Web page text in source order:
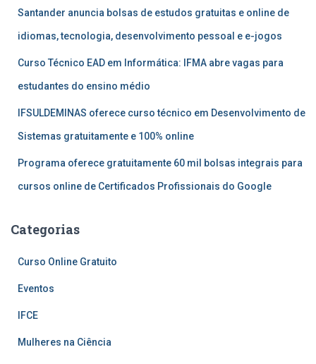
Santander anuncia bolsas de estudos gratuitas e online de
idiomas, tecnologia, desenvolvimento pessoal e e-jogos
Curso Técnico EAD em Informática: IFMA abre vagas para
estudantes do ensino médio
IFSULDEMINAS oferece curso técnico em Desenvolvimento de
Sistemas gratuitamente e 100% online
Programa oferece gratuitamente 60 mil bolsas integrais para
cursos online de Certificados Profissionais do Google
Categorias
Curso Online Gratuito
Eventos
IFCE
Mulheres na Ciência